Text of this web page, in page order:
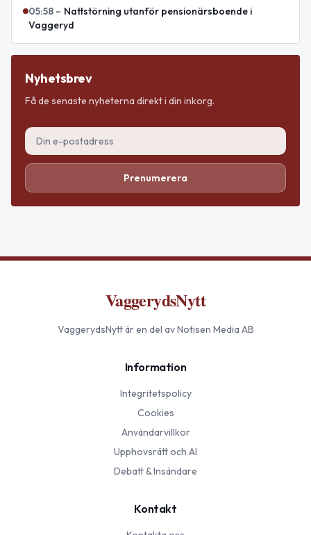
05:58 – Nattstörning utanför pensionärsboende i
Vaggeryd
Nyhetsbrev
Få de senaste nyheterna direkt i din inkorg.
Prenumerera
VaggerydsNytt
VaggerydsNyttär en del av Notisen Media AB
Information
Integritetspolicy
Cookies
Användarvillkor
Upphovsrätt och AI
Debatt & Insändare
Kontakt